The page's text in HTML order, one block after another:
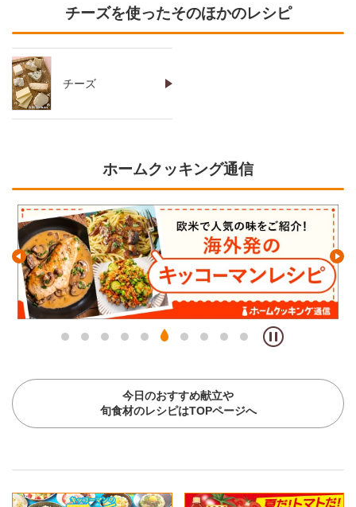
チーズを使ったそのほかのレシピ
チーズ
ホームクッキング通信
今日のおすすめ献立や
旬食材のレシピはTOPページへ